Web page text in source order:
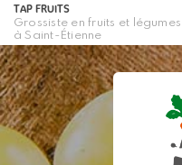
Aller
au
contenu
principal
TAP FRUITS
Grossiste en fruits et légumes
à Saint-Étienne